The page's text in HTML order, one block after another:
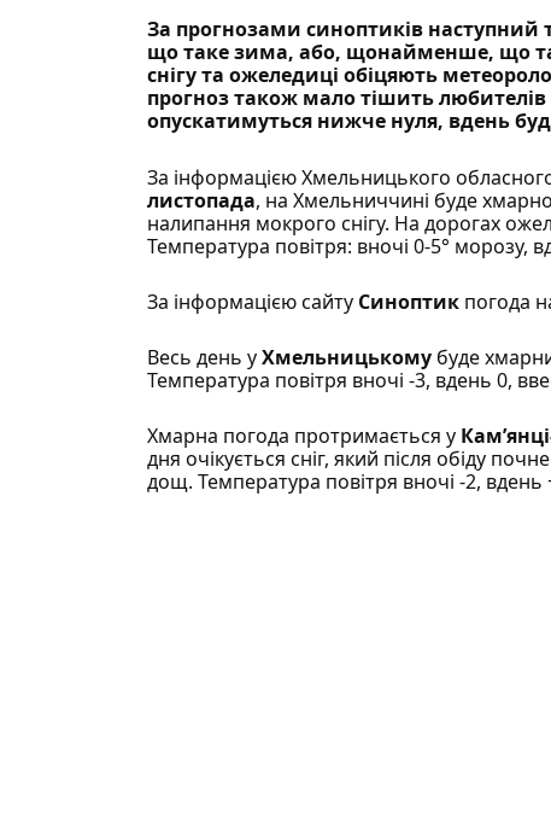
За прогнозами синоптиків
що таке зима, або, щонайменше, що
снігу та ожеледиці обіцяють
прогноз також мало тішить
опускатимуться нижче нуля, вдень
За інформацієюХмельницького
листопада, на Хмельниччині буде
налипання мокрого снігу. На дорогах
Температура повітря: вночі 0-5° морозу,
За інформацією сайту Синоптик погода
Весь день уХмельницькому буде
Температура повітря вночі -3, вдень 0,
Хмарна погода протримається у
дня очікується сніг, який після обіду
дощ. Температура повітря вночі -2, вдень